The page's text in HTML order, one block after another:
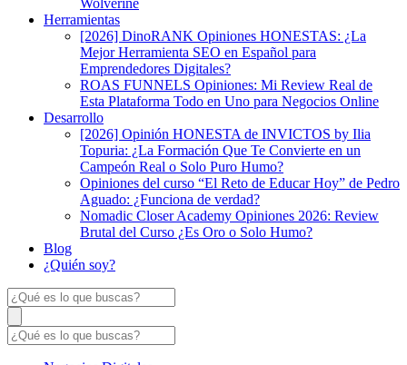
Wolverine
Herramientas
[2026] DinoRANK Opiniones HONESTAS: ¿La
Mejor Herramienta SEO en Español para
Emprendedores Digitales?
ROAS FUNNELS Opiniones: Mi Review Real de
Esta Plataforma Todo en Uno para Negocios Online
Desarrollo
[2026] Opinión HONESTA de INVICTOS by Ilia
Topuria: ¿La Formación Que Te Convierte en un
Campeón Real o Solo Puro Humo?
Opiniones del curso “El Reto de Educar Hoy” de Pedro
Aguado: ¿Funciona de verdad?
Nomadic Closer Academy Opiniones 2026: Review
Brutal del Curso ¿Es Oro o Solo Humo?
Blog
¿Quién soy?